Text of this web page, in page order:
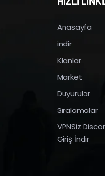
Anasayfa
indir
Klanlar
Market
Duyurular
Sıralamalar
VPNSiz
Giriş İndir